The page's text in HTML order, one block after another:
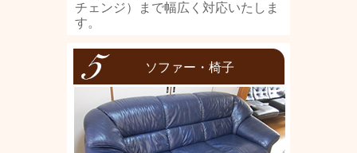
チェンジ）まで幅広く対応いたしま
す。
ソファー・椅子